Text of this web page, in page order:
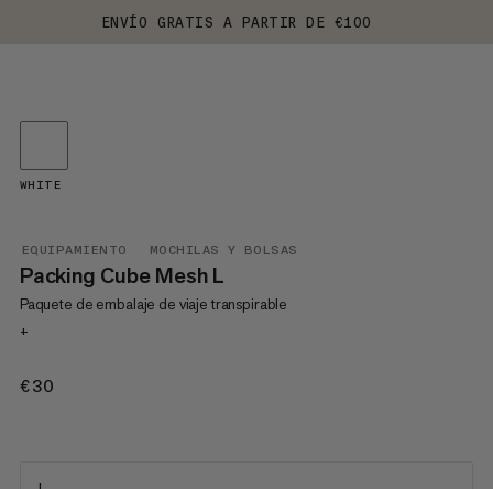
ENVÍO GRATIS A PARTIR DE €100
EQUIPAMIENTO MOCHILAS Y BOLSAS
Packing Cube Mesh L
Paquete de embalaje de viaje transpirable
+
€30
WHITE